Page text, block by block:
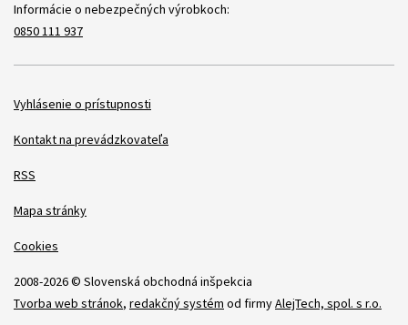
Informácie o nebezpečných výrobkoch:
0850 111 937
Položky
Vyhlásenie o prístupnosti
Kontakt na prevádzkovateľa
RSS
Mapa stránky
Cookies
2008-2026 © Slovenská obchodná inšpekcia
Tvorba web stránok, redakčný systém od firmyAlejTech, spol. s r.o.